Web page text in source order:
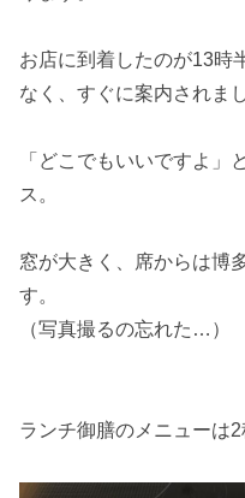
お店に到着したのが13時
なく、すぐに案内されま
「どこでもいいですよ」
ス。
窓が大きく、席からは博
す。
（写真撮るの忘れた…）
ランチ御膳のメニューは2